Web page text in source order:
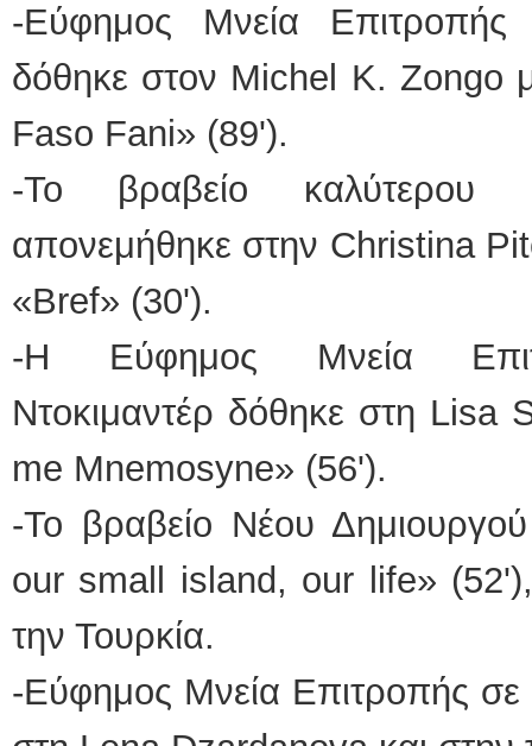
-Εύφημος Μνεία Επιτροπής
δόθηκε στον Michel K. Zongo
Faso Fani» (89').
-To βραβείο καλύτερου
απονεμήθηκε στην Christina
«Βref» (30').
-Η Εύφημος Μνεία
Ντοκιμαντέρ δόθηκε στη Lisa
me Mnemosyne» (56').
-Το βραβείο Νέου
our small island, our life»
την Τουρκία.
-Εύφημος Μνεία Επιτροπής